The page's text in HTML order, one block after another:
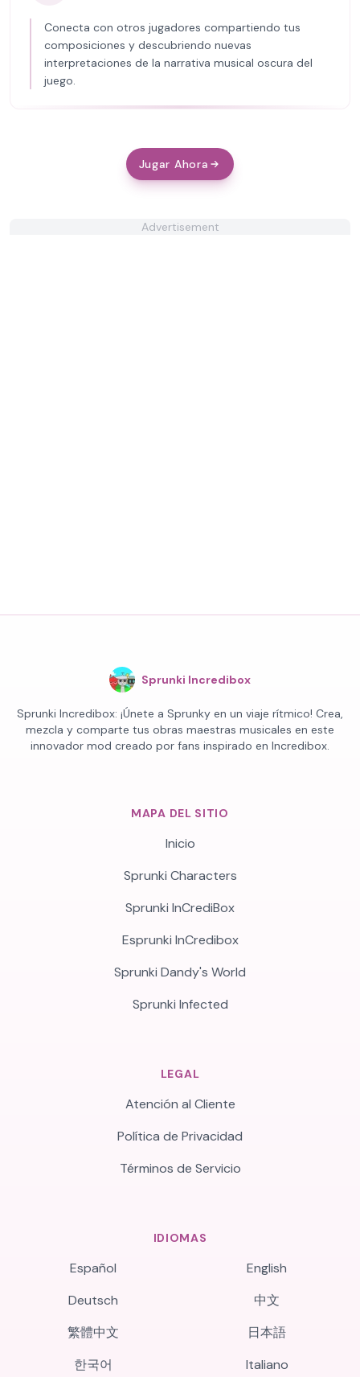
Conecta con otros jugadores compartiendo tus
composiciones y descubriendo nuevas
interpretaciones de la narrativa musical oscura del
juego.
Jugar Ahora
Advertisement
Sprunki Incredibox
Sprunki Incredibox: ¡Únete a Sprunky en un viaje rítmico! Crea,
mezcla y comparte tus obras maestras musicales en este
innovador mod creado por fans inspirado en Incredibox.
MAPA DEL SITIO
Inicio
Sprunki Characters
Sprunki InCrediBox
Esprunki InCredibox
Sprunki Dandy's World
Sprunki Infected
LEGAL
Atención al Cliente
Política de Privacidad
Términos de Servicio
IDIOMAS
Español
English
Deutsch
中文
繁體中文
日本語
한국어
Italiano